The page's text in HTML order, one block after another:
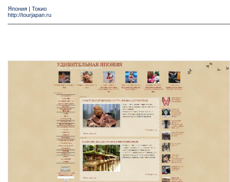
Япония | Токио
http://tourjapan.ru